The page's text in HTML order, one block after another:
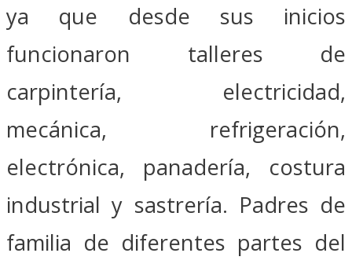
ya que desde sus inicios
funcionaron talleres de
carpintería, electricidad,
mecánica, refrigeración,
electrónica, panadería, costura
industrial y sastrería. Padres de
familia de diferentes partes del